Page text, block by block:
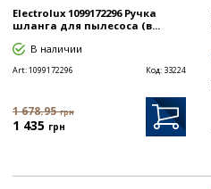
Electrolux 1099172296 Ручка
шланга для пылесоса (в...
В наличии
Art:1099172296 Код: 33224
1 678.95 грн
1 435 грн